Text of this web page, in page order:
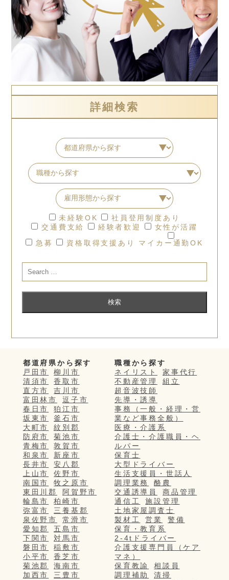
詳細検索
未経験OK
社員登用制度あり
交通費支給
経験者歓迎
女性が活躍
急募
資格取得支援あり マイカー通勤OK
都道府県から探す
戸田市
柳川市
清須市
香取市
直方市
吉川市
富田林市
逗子市
春日市
狛江市
坂東市
釜石市
大町市
紋別郡
防府市
菊池市
青梅市
敦賀市
和泉市
新座市
長井市
安八郡
上山市
佐野市
南国市
牧之原市
東田川郡
阿賀野市
輪島市
柏崎市
弥富市
三養基郡
泉佐野市
常滑市
愛知郡
五島市
下関市
対馬市
磐田市
稲敷市
小平市
香芝市
菊池郡
海南市
加西市
三豊市
職種から探す
ネイリスト
家事代行
不動産管理
組立
超音波技師
先導・誘導
事務（一般・経理・営
業など事務全般）
医療・介護系
介護士・介護職員・ヘ
ルパー
保育士
大型ドライバー
生活支援員・世話人
調理業務
酪農
交通誘導員
商品管理
通信工
施設管理
土地家屋調査士
製材工
営業
警備
保育・教育系
2-4tドライバー
介護支援専門員（ケア
マネ）
保育教諭
相談員
調理補助
清掃